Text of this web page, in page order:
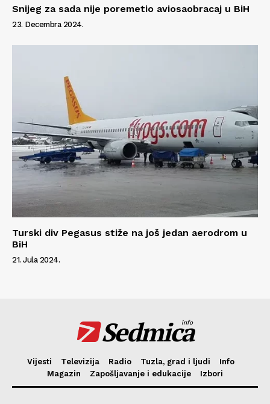
Snijeg za sada nije poremetio aviosaobracaj u BiH
23. Decembra 2024.
Turski div Pegasus stiže na još jedan aerodrom u
BiH
21. Jula 2024.
Sedmica
info
Vijesti Televizija Radio Tuzla, grad i ljudi
Info
Magazin
Zapošljavanje i edukacije Izbori